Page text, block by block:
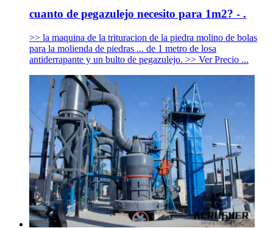
cuanto de pegazulejo necesito para 1m2? - .
>> la maquina de la trituracion de la piedra molino de bolas
para la molienda de piedras ... de 1 metro de losa
antiderrapante y un bulto de pegazulejo. >> Ver Precio ...